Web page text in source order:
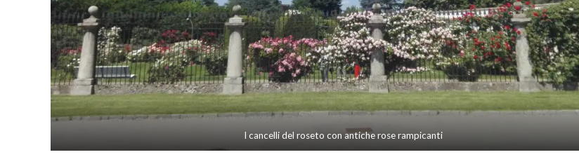
I cancelli del roseto con antiche rose rampicanti